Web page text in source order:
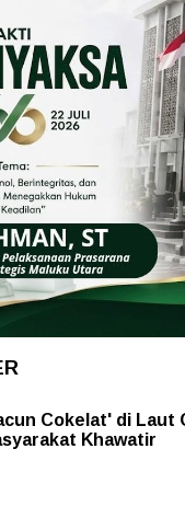
Cokelat' di Laut
Khawatir